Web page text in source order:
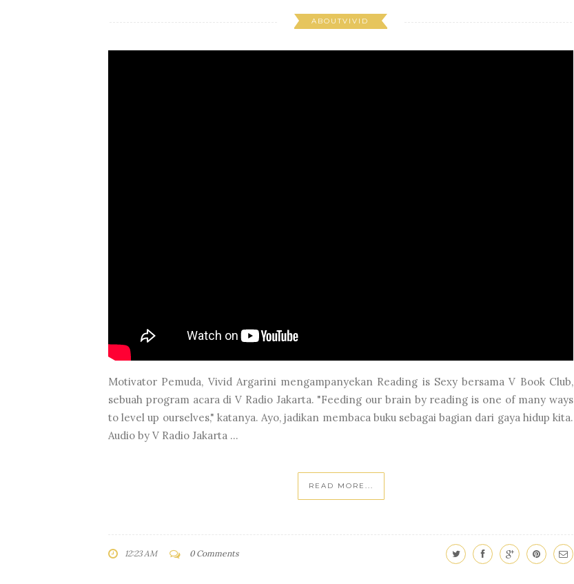
ABOUTVIVID
Motivator Pemuda, Vivid Argarini mengampanyekan Reading is Sexy bersama V Book Club,
sebuah program acara di V Radio Jakarta. "Feeding our brain by reading is one of many ways
to level up ourselves," katanya. Ayo, jadikan membaca buku sebagai bagian dari gaya hidup kita.
Audio by V Radio Jakarta ...
READ MORE...
12:23 AM 0 Comments